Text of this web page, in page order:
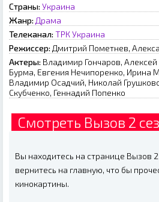
Страны: Украина
Жанр: Драма
Телеканал: ТРК Украина
Режиссер: Дмитрий Пометнев,
Актеры: Владимир Гончаров,
Бурма, Евгения Нечипоренко, Ирина
Владимир Осадчий, Николай
Скубченко, Геннадий Попенко
Смотреть Вызов 2
Вы находитесь на странице Вызов
вернитесь на главную, что бы
кинокартины.